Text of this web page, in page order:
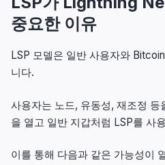
중요한 이유
LSP 모델은 일반 사용자와
니다.
사용자는 노드, 유동성, 재조정 등
을 열고 일반 지갑처럼 LSP를 사
이를 통해 다음과 같은 가능성이